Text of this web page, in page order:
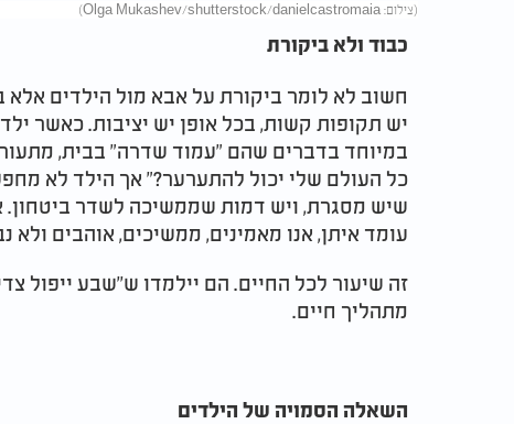
(צילום: Olga Mukashev/shutterstock/danielcastromaia)
כבוד ולא ביקורת
חשוב לא לומר ביקורת על אבא מול הילדים
יש תקופות קשות, בכל אופן יש יציבות. כאשר
במיוחד בדברים שהם "עמוד שדרה" בבית,
כל העולם שלי יכול להתערער?" אך הילד לא
שיש מסגרת, ויש דמות שממשיכה לשדר ביטחון.
עומד איתן, אנו מאמינים, ממשיכים, אוהבים ולא
זה שיעור לכל החיים. הם יילמדו ש''שבע ייפול
מתהליך חיים.
השאלה הסמויה של הילדים